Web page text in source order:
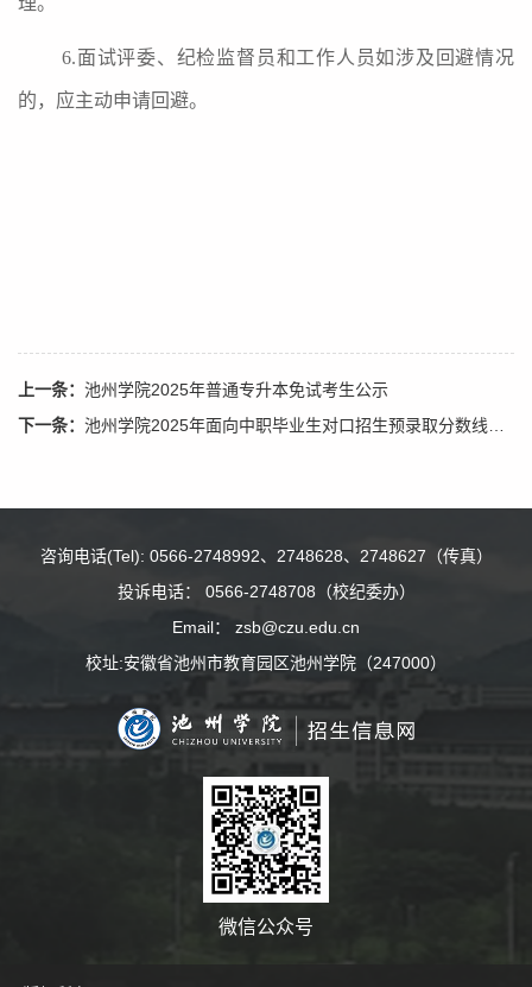
6.面试评委、纪检监督员和工作人员如涉及回避情况
的，应主动申请回避。
上一条： 池州学院2025年普通专升本免试考生公示
下一条： 池州学院2025年面向中职毕业生对口招生预录取分数线公示
咨询电话(Tel): 0566-2748992、2748628、2748627（传真）
投诉电话： 0566-2748708（校纪委办）
Email： zsb@czu.edu.cn
校址:安徽省池州市教育园区池州学院（247000）
微信公众号